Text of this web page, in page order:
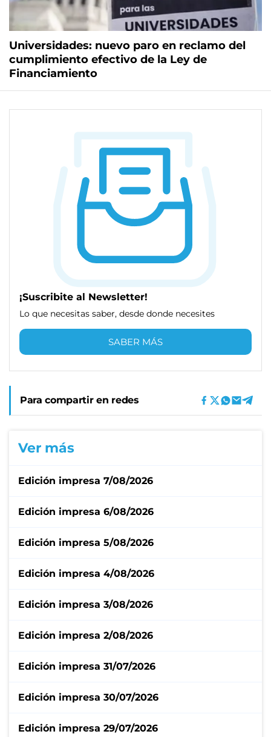
Universidades: nuevo paro en reclamo del
cumplimiento efectivo de la Ley de
Financiamiento
¡Suscribite al Newsletter!
Lo que necesitas saber, desde donde necesites
SABER MÁS
Para compartir en redes
Ver más
Edición impresa 7/08/2026
Edición impresa 6/08/2026
Edición impresa 5/08/2026
Edición impresa 4/08/2026
Edición impresa 3/08/2026
Edición impresa 2/08/2026
Edición impresa 31/07/2026
Edición impresa 30/07/2026
Edición impresa 29/07/2026